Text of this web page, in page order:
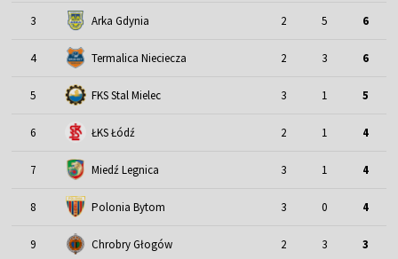
3 Arka Gdynia 2 5 6
4 Termalica Nieciecza 2 3 6
5 FKS Stal Mielec 3 1 5
6 ŁKS Łódź 2 1 4
7 Miedź Legnica 3 1 4
8 Polonia Bytom 3 0 4
9 Chrobry Głogów 2 3 3